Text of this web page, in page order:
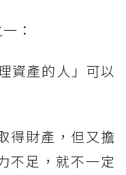
：
資產的人」可以
得財產，但又擔
不足，就不一定